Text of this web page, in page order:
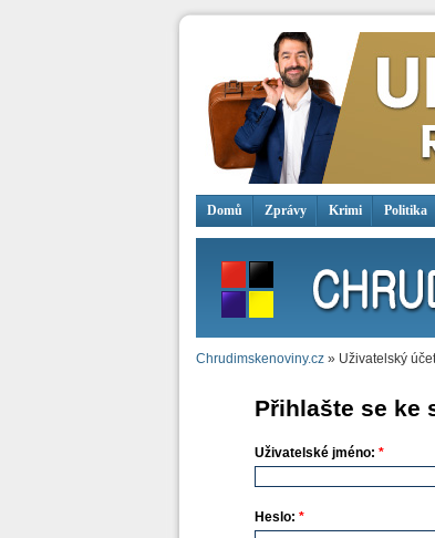
Domů Zprávy Krimi Politika
Chrudimskenoviny.cz » Uživatelský účet
Přihlašte se ke
Uživatelské jméno: *
Heslo: *